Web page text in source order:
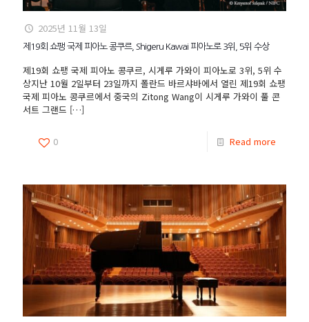
2025년 11월 13일
제19회 쇼팽 국제 피아노 콩쿠르, Shigeru Kawai 피아노로 3위, 5위 수상
제19회 쇼팽 국제 피아노 콩쿠르, 시게루 가와이 피아노로 3위, 5위 수
상지난 10월 2일부터 23일까지 폴란드 바르샤바에서 열린 제19회 쇼팽
국제 피아노 콩쿠르에서 중국의 Zitong Wang이 시게루 가와이 풀 콘
서트 그랜드 […]
0 Read more